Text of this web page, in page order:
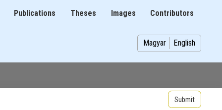
Publications Theses Images Contributors
Magyar English